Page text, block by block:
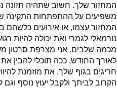
המחזור שלך. חשוב שתהיה תזונה
משפיעים על ההתפתחות התקינה
המחזור עצמו, או אירועים כלשהם
נורמאלי לגמרי ואת יכולה להיות
מכמה שלבים. אני מצרפת סרטון
לאורך החודש, ככה תוכלי להבין
חריגים בגוף שלך, את מוזמנת
הקרוב לביתך ולקבל יעוץ נוסף